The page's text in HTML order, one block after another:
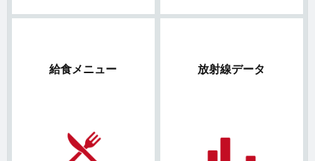
給食メニュー 放射線データ